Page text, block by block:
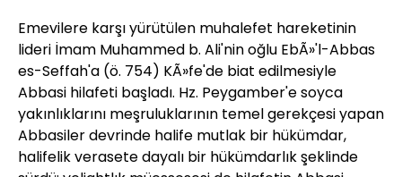
Emevilere karşı yürütülen muhalefet hareketinin
lideri İmam Muhammed b. Ali'nin oğlu EbÃ»'l-Abbas
es-Seffah'a (ö. 754) KÃ»fe'de biat edilmesiyle
Abbasi hilafeti başladı. Hz. Peygamber'e soyca
yakınlıklarını meşruluklarının temel gerekçesi yapan
Abbasiler devrinde halife mutlak bir hükümdar,
halifelik verasete dayalı bir hükümdarlık şeklinde